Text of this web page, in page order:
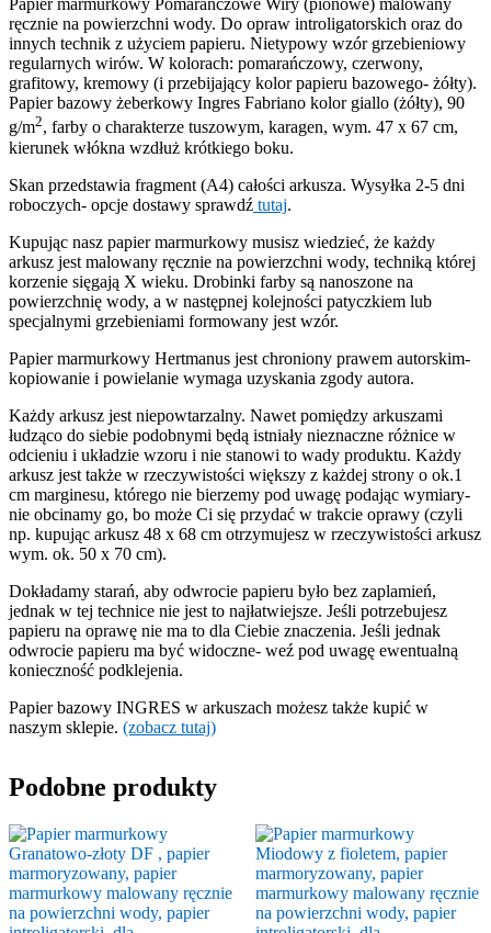
Papier marmurkowy Pomarańczowe Wiry (pionowe) malowany
ręcznie na powierzchni wody. Do opraw introligatorskich oraz do
innych technik z użyciem papieru. Nietypowy wzór grzebieniowy
regularnych wirów. W kolorach: pomarańczowy, czerwony,
grafitowy, kremowy (i przebijający kolor papieru bazowego- żółty).
Papier bazowy żeberkowy Ingres Fabriano kolor giallo (żółty), 90
g/m2, farby o charakterze tuszowym, karagen, wym. 47 x 67 cm,
kierunek włókna wzdłuż krótkiego boku.
Skan przedstawia fragment (A4) całości arkusza. Wysyłka 2-5 dni
roboczych- opcje dostawy sprawdź tutaj.
Kupując nasz papier marmurkowy musisz wiedzieć, że każdy
arkusz jest malowany ręcznie na powierzchni wody, techniką której
korzenie sięgają X wieku. Drobinki farby są nanoszone na
powierzchnię wody, a w następnej kolejności patyczkiem lub
specjalnymi grzebieniami formowany jest wzór.
Papier marmurkowy Hertmanus jest chroniony prawem autorskim-
kopiowanie i powielanie wymaga uzyskania zgody autora.
Każdy arkusz jest niepowtarzalny. Nawet pomiędzy arkuszami
łudząco do siebie podobnymi będą istniały nieznaczne różnice w
odcieniu i układzie wzoru i nie stanowi to wady produktu. Każdy
arkusz jest także w rzeczywistości większy z każdej strony o ok.1
cm marginesu, którego nie bierzemy pod uwagę podając wymiary-
nie obcinamy go, bo może Ci się przydać w trakcie oprawy (czyli
np. kupując arkusz 48 x 68 cm otrzymujesz w rzeczywistości arkusz
wym. ok. 50 x 70 cm).
Dokładamy starań, aby odwrocie papieru było bez zaplamień,
jednak w tej technice nie jest to najłatwiejsze. Jeśli potrzebujesz
papieru na oprawę nie ma to dla Ciebie znaczenia. Jeśli jednak
odwrocie papieru ma być widoczne- weź pod uwagę ewentualną
konieczność podklejenia.
Papier bazowy INGRES w arkuszach możesz także kupić w
naszym sklepie. (zobacz tutaj)
Podobne produkty